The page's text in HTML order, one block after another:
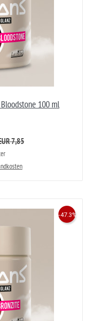
100 ml
7,85
-47.3%